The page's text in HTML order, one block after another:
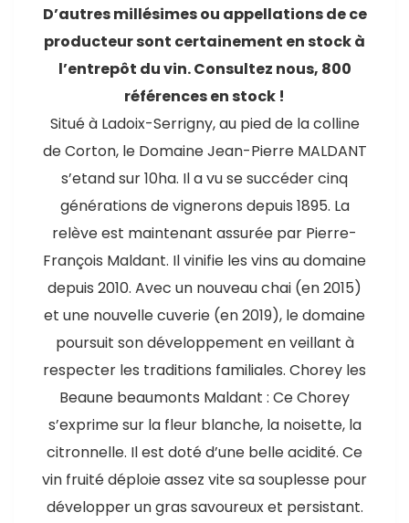
D’autres millésimes ou appellations de ce
producteur sont certainement en stock à
l’entrepôt du vin. Consultez nous, 800
références en stock !
Situé à Ladoix-Serrigny, au pied de la colline
de Corton, le Domaine Jean-Pierre MALDANT
s’etand sur 10ha. Il a vu se succéder cinq
générations de vignerons depuis 1895. La
relève est maintenant assurée par Pierre-
François Maldant. Il vinifie les vins au domaine
depuis 2010. Avec un nouveau chai (en 2015)
et une nouvelle cuverie (en 2019), le domaine
poursuit son développement en veillant à
respecter les traditions familiales. Chorey les
Beaune beaumonts Maldant : Ce Chorey
s’exprime sur la fleur blanche, la noisette, la
citronnelle. Il est doté d’une belle acidité. Ce
vin fruité déploie assez vite sa souplesse pour
développer un gras savoureux et persistant.